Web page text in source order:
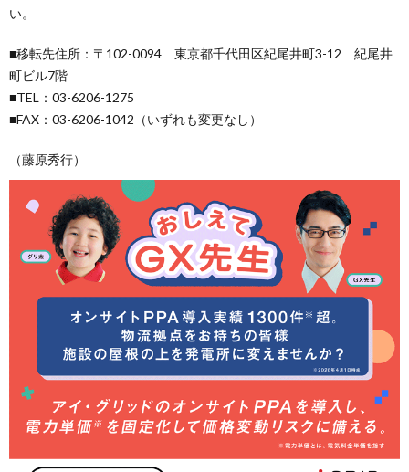
い。
■移転先住所：〒102-0094 東京都千代田区紀尾井町3-12 紀尾井
町ビル7階
■TEL：03-6206-1275
■FAX：03-6206-1042（いずれも変更なし）
（藤原秀行）